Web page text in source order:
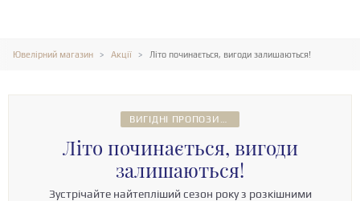
Ювелірний магазин Акції Літо починається, вигоди залишаються!
ВИГІДНІ ПРОПОЗИЦІЇ
Літо починається, вигоди
залишаються!
Зустрічайте найтепліший сезон року з розкішними